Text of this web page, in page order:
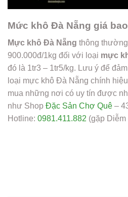
Mức khô Đà Nẵng giá
Mực khô Đà Nẵng thông
900.000đ/1kg đối với loại mực
đó là 1tr3 – 1tr5/kg. Lưu ý để
loại mực khô Đà Nẵng chính
mua những nơi có uy tín được
như Shop Đặc Sản Chợ Quê –
Hotline: 0981.411.882 (gặp Diễm